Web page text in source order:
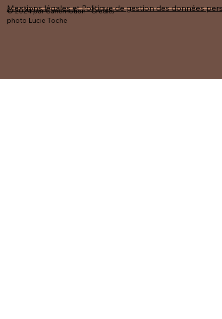
Mentions légales et Politique de gestion des données
© 2024 par Canémotion - Crédits
photo Lucie Toche